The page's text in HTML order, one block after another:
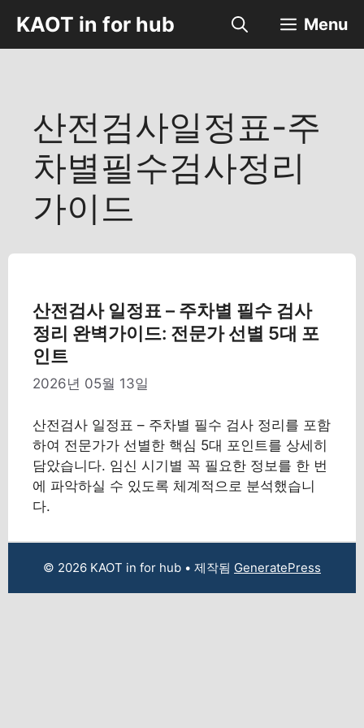
츠
KAOT in for hub Menu
산전검사일정표-주
차별필수검사정리
가이드
산전검사 일정표 – 주차별 필수 검사
정리 완벽가이드: 전문가 선별 5대 포
인트
2026년 05월 13일
산전검사 일정표 – 주차별 필수 검사 정리를 포함
하여 전문가가 선별한 핵심 5대 포인트를 상세히
담았습니다. 임신 시기별 꼭 필요한 정보를 한 번
에 파악하실 수 있도록 체계적으로 분석했습니
다.
© 2026 KAOT in for hub • 제작됨 GeneratePress